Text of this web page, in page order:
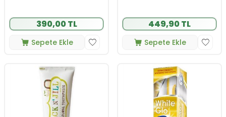
390,00 TL
Sepete Ekle
449,90 TL
Sepete Ekle